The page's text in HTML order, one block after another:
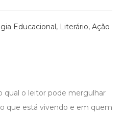
Educacional, Literário, Ação
qual o leitor pode mergulhar
que está vivendo e em quem